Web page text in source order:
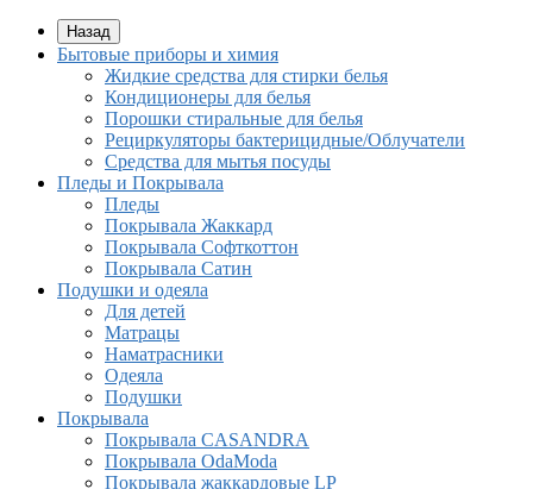
Назад
Бытовые приборы и химия
Жидкие средства для стирки белья
Кондиционеры для белья
Порошки стиральные для белья
Рециркуляторы бактерицидные/Облучатели
Средства для мытья посуды
Пледы и Покрывала
Пледы
Покрывала Жаккард
Покрывала Софткоттон
Покрывала Сатин
Подушки и одеяла
Для детей
Матрацы
Наматрасники
Одеяла
Подушки
Покрывала
Покрывалa CASANDRA
Покрывала OdaModa
Покрывала жаккардовые LP